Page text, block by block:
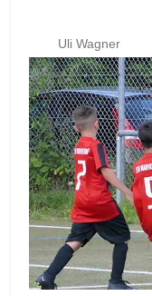
Uli Wagner